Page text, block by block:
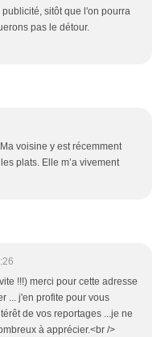
sitôt que l'on pourra
pas le détour.
voisine y est récemment
plats. Elle m’a vivement
!!!) merci pour cette adresse
... j'en profite pour vous
de vos reportages ...je ne
à apprécier.<br />